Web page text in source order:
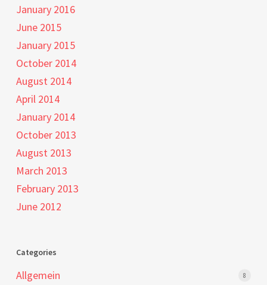
January 2016
June 2015
January 2015
October 2014
August 2014
April 2014
January 2014
October 2013
August 2013
March 2013
February 2013
June 2012
Categories
Allgemein 8